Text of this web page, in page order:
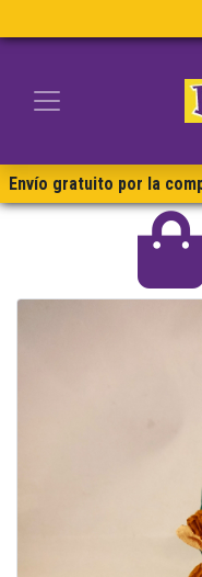
Envío gratuito por la